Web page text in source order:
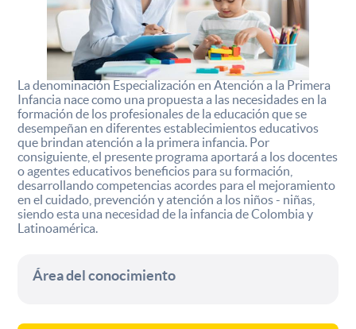
La denominación Especialización en Atención a la Primera
Infancia nace como una propuesta a las necesidades en la
formación de los profesionales de la educación que se
desempeñan en diferentes establecimientos educativos
que brindan atención a la primera infancia. Por
consiguiente, el presente programa aportará a los docentes
o agentes educativos beneficios para su formación,
desarrollando competencias acordes para el mejoramiento
en el cuidado, prevención y atención a los niños - niñas,
siendo esta una necesidad de la infancia de Colombia y
Latinoamérica.
Área del conocimiento